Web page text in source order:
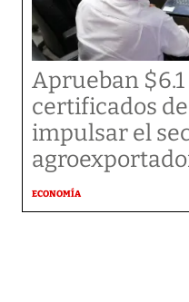
Aprueban
certificados
impulsar el
ECONOMÍA